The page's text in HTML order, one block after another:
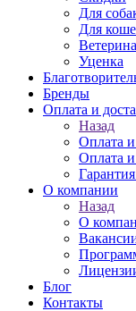
Для
Для
Уценка
Бренды
Оплата и
Назад
Оплата и
Оплата и
О компании
Назад
О
Блог
Контакты